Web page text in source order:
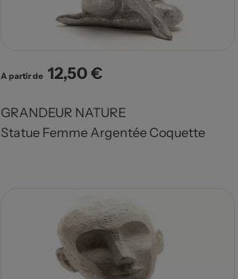
A partir de Prix
12,50 €
GRANDEUR NATURE
Statue Femme Argentée Coquette